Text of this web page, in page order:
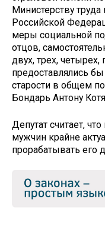
Министерству
Российской
меры социальной
отцов,
двух, трех,
предоставлялись
старости в общем
Бондарь Антону
Депутат считает,
мужчин крайне
прорабатывать его